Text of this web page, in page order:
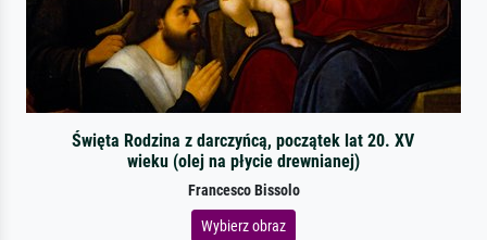
Święta Rodzina z darczyńcą, początek lat 20. XV
wieku (olej na płycie drewnianej)
Francesco Bissolo
Wybierz obraz